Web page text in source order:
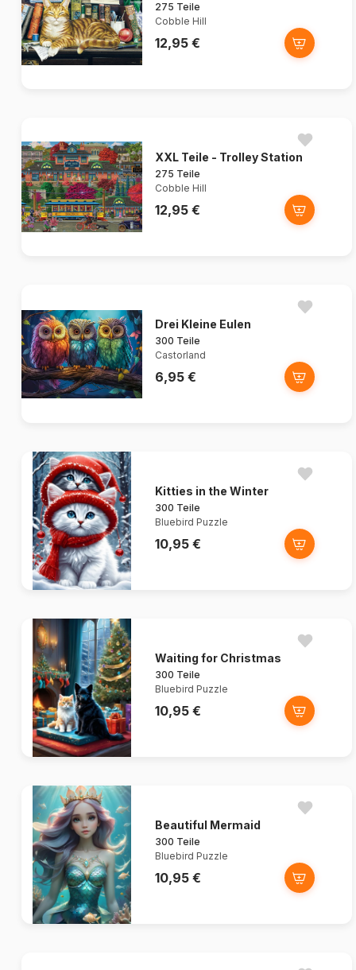
275 Teile
Cobble Hill
12,95 €
XXL Teile - Trolley Station
275 Teile
Cobble Hill
12,95 €
Drei Kleine Eulen
300 Teile
Castorland
6,95 €
Kitties in the Winter
300 Teile
Bluebird Puzzle
10,95 €
Waiting for Christmas
300 Teile
Bluebird Puzzle
10,95 €
Beautiful Mermaid
300 Teile
Bluebird Puzzle
10,95 €